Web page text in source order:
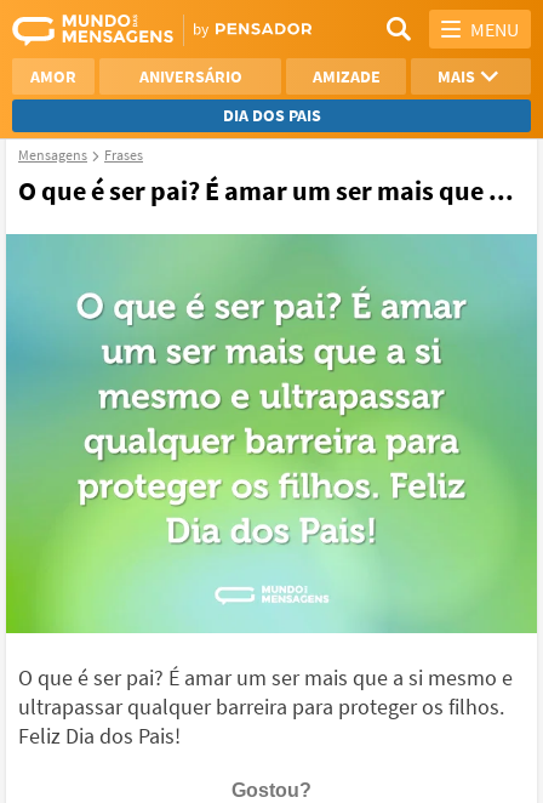
MENU
AMOR ANIVERSÁRIO AMIZADE
MAIS
DIA DOS PAIS
REFLEXÃO
AGRADECIMENTO
Mensagens Frases
O que é ser pai? É amar um ser mais que ...
O que é ser pai? É amar um ser mais que a si mesmo e
ultrapassar qualquer barreira para proteger os filhos.
Feliz Dia dos Pais!
Gostou?